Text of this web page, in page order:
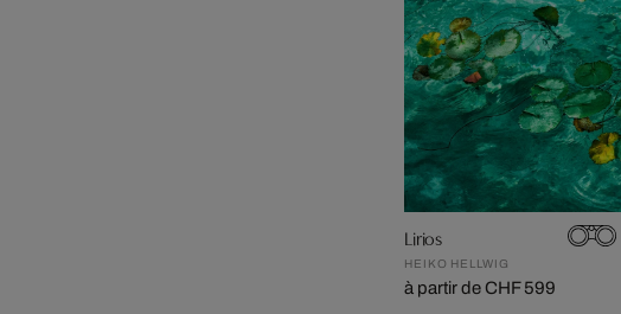
Lirios
HEIKO HELLWIG
à partir de CHF 599